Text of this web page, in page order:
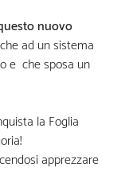
nuovo
ad un sistema
e che sposa un
la Foglia
apprezzare